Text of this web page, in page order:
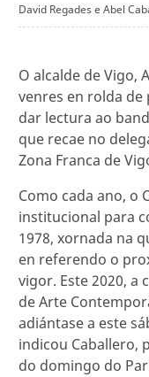
David Regades e Abel
O alcalde de Vigo,
venres en rolda
dar lectura ao
que recae no
Zona Franca de
Como cada ano, o
institucional para
1978, xornada na
en referendo o
vigor. Este 2020, a
de Arte
adiántase a este
indicou Caballero,
do domingo do